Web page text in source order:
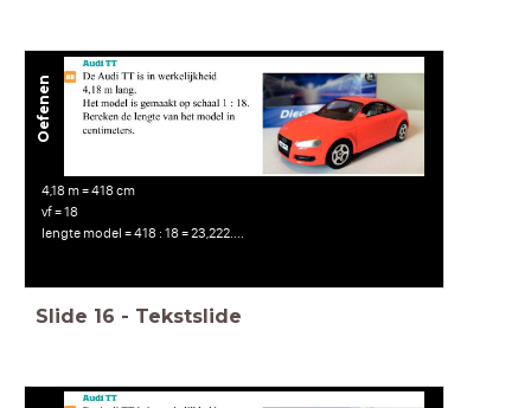
4,18 m = 418 cm
vf = 18
lengte model = 418 : 18 = 23,222....
Oefenen
Slide 16 - Tekstslide